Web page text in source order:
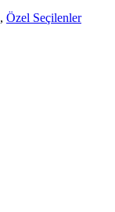
, Özel Seçilenler